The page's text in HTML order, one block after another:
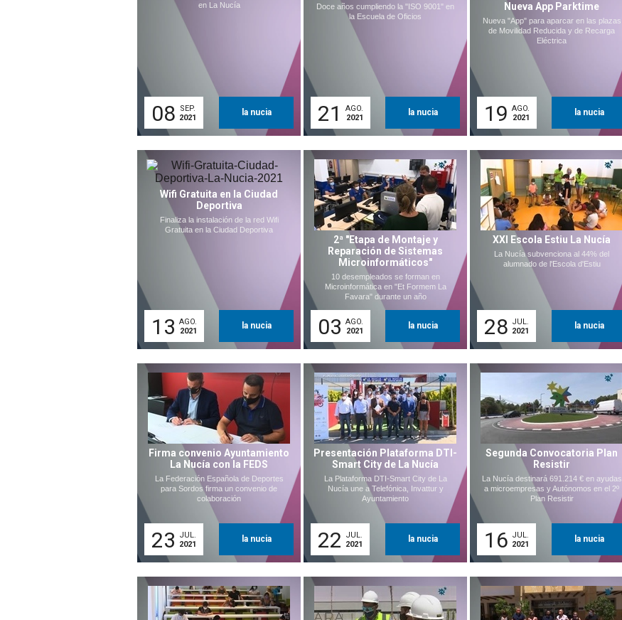
en La Nucía
08
SEP.
2021
la nucia
Doce años cumpliendo la "ISO 9001" en
la Escuela de Oficios
21
AGO.
2021
la nucia
Nueva App Parktime
Nueva "App" para aparcar en las plazas
de Movilidad Reducida y de Recarga
Eléctrica
19 AGO.
2021
la nucia
Wifi Gratuita en la Ciudad
Deportiva
Finaliza la instalación de la red Wifi
Gratuita en la Ciudad Deportiva
13 AGO.
2021
la nucia
2ª "Etapa de Montaje y
Reparación de Sistemas
Microinformáticos"
10 desempleados se forman en
Microinformática en "Et Formem La
Favara" durante un año
03 AGO.
2021
la nucia
XXI Escola Estiu La Nucía
La Nucía subvenciona al 44% del
alumnado de l'Escola d'Estiu
28 JUL.
2021
la nucia
Firma convenio Ayuntamiento
La Nucía con la FEDS
La Federación Española de Deportes
para Sordos firma un convenio de
colaboración
23
JUL.
2021
la nucia
Presentación Plataforma DTI-
Smart City de La Nucía
La Plataforma DTI-Smart City de La
Nucía une a Telefónica, Invattur y
Ayuntamiento
22
JUL.
2021
la nucia
Segunda Convocatoria Plan
Resistir
La Nucía destinará 691.214 € en ayudas
a microempresas y Autónomos en el 2º
Plan Resistir
16 JUL.
2021
la nucia